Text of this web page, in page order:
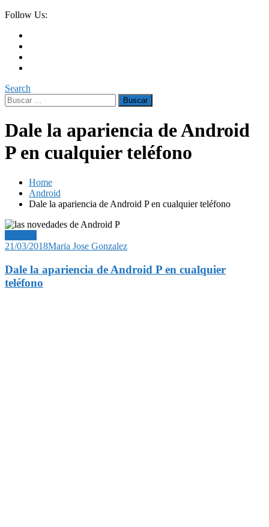
Follow Us:
Search
Buscar:
Dale la apariencia de Android
P en cualquier teléfono
Home
Android
Dale la apariencia de Android P en cualquier teléfono
21/03/2018Maria Jose Gonzalez
Dale la apariencia de Android P en cualquier
teléfono